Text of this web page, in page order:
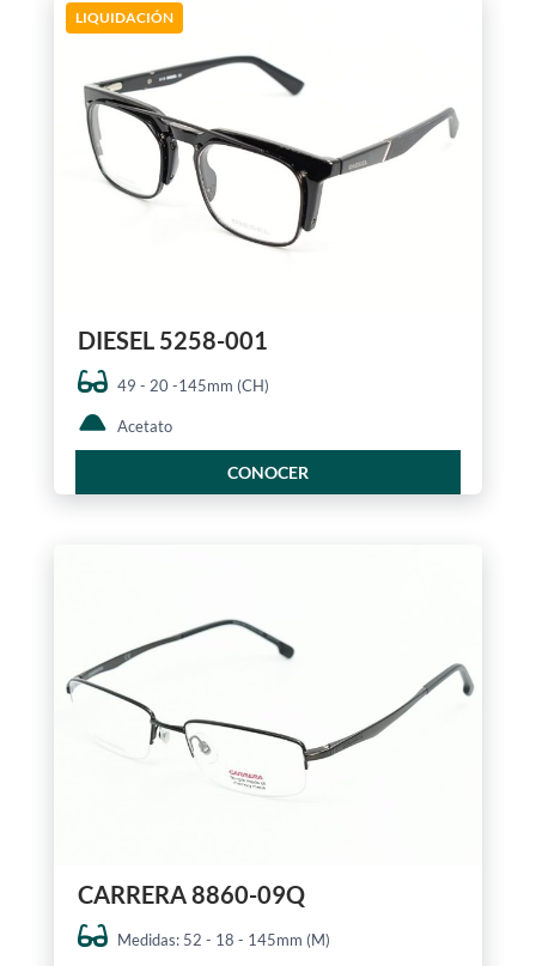
LIQUIDACIÓN
DIESEL 5258-001
49 - 20 -145mm (CH)
Acetato
CONOCER
CARRERA 8860-09Q
Medidas: 52 - 18 - 145mm (M)